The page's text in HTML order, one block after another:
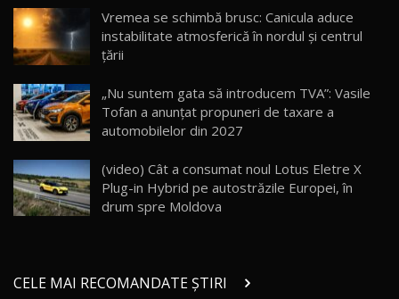
17
30:08
Noul Geely EX5 EM-i care a cucerit Moldova
AutoBlog.MD
23:36
20
Noul ZEEKR 7X / Test Drive AutoBlog.MD
29:08
21
Micul BYD Dolphin Surf / Test Drive
AutoBlog.MD
Vremea se schimbă brusc: Canicula aduce
instabilitate atmosferică în nordul și centrul
țării
„Nu suntem gata să introducem TVA”: Vasile
Tofan a anunțat propuneri de taxare a
automobilelor din 2027
(video) Cât a consumat noul Lotus Eletre X
Plug-in Hybrid pe autostrăzile Europei, în
drum spre Moldova
CELE MAI RECOMANDATE ȘTIRI